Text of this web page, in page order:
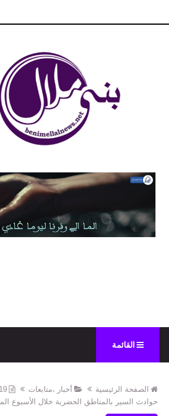
القائمة
الصفحة الرئيسية أخبار ،متابعات
حوادث السير بالمناطق الحضرية ‏خلال الأسبوع